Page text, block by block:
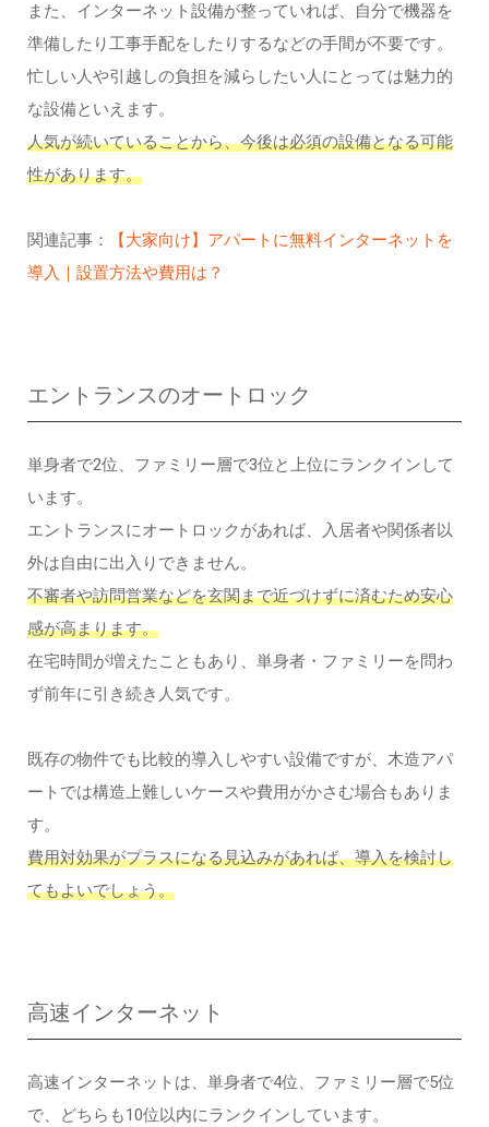
また、インターネット設備が整っていれば、自分で機器を
準備したり工事手配をしたりするなどの手間が不要です。
忙しい人や引越しの負担を減らしたい人にとっては魅力的
な設備といえます。
人気が続いていることから、今後は必須の設備となる可能
性があります。
関連記事：
【大家向け】アパートに無料インターネットを
導入｜設置方法や費用は？
エントランスのオートロック
単身者で2位、ファミリー層で3位と上位にランクインして
います。
エントランスにオートロックがあれば、入居者や関係者以
外は自由に出入りできません。
不審者や訪問営業などを玄関まで近づけずに済むため安心
感が高まります。
在宅時間が増えたこともあり、単身者・ファミリーを問わ
ず前年に引き続き人気です。
既存の物件でも比較的導入しやすい設備ですが、木造アパ
ートでは構造上難しいケースや費用がかさむ場合もありま
す。
費用対効果がプラスになる見込みがあれば、導入を検討し
てもよいでしょう。
高速インターネット
高速インターネットは、単身者で4位、ファミリー層で5位
で、どちらも10位以内にランクインしています。